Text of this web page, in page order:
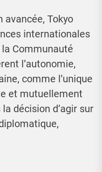
avancée, Tokyo
internationales
Communauté
l’autonomie,
comme l’unique
et mutuellement
décision d’agir sur